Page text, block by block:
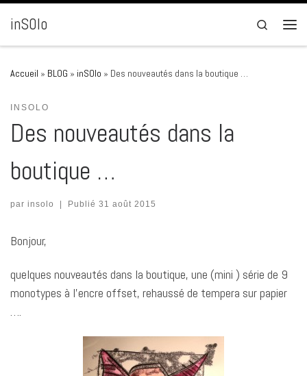
Passer au contenu
inSOlo
Search
Accueil » BLOG » inSOlo » Des nouveautés dans la boutique …
INSOLO
Des nouveautés dans la
boutique …
par insolo | Publié 31 août 2015
Bonjour,
quelques nouveautés dans la boutique, une (mini ) série de 9
monotypes à l’encre offset, rehaussé de tempera sur papier
….